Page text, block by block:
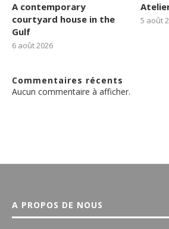
A contemporary
courtyard house in the
Gulf
6 août 2026
5 août
Commentaires récents
Aucun commentaire à afficher.
A PROPOS DE NOUS